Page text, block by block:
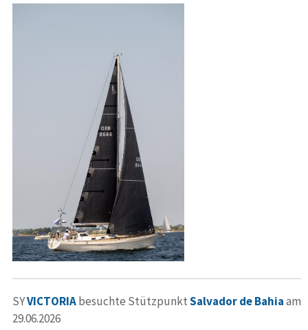
SYVICTORIAbesuchte StützpunktSalvador de Bahiaam
29.06.2026